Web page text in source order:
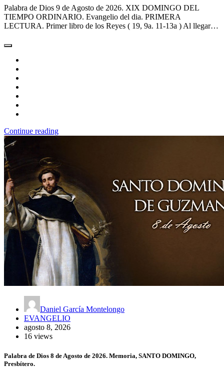
Palabra de Dios 9 de Agosto de 2026. XIX DOMINGO DEL
TIEMPO ORDINARIO. Evangelio del dia. PRIMERA
LECTURA. Primer libro de los Reyes ( 19, 9a. 11-13a ) Al llegar…
Continue reading
Daniel García Montelongo
EVANGELIO
agosto 8, 2026
16 views
Palabra de Dios 8 de Agosto de 2026. Memoria, SANTO DOMINGO,
Presbítero.